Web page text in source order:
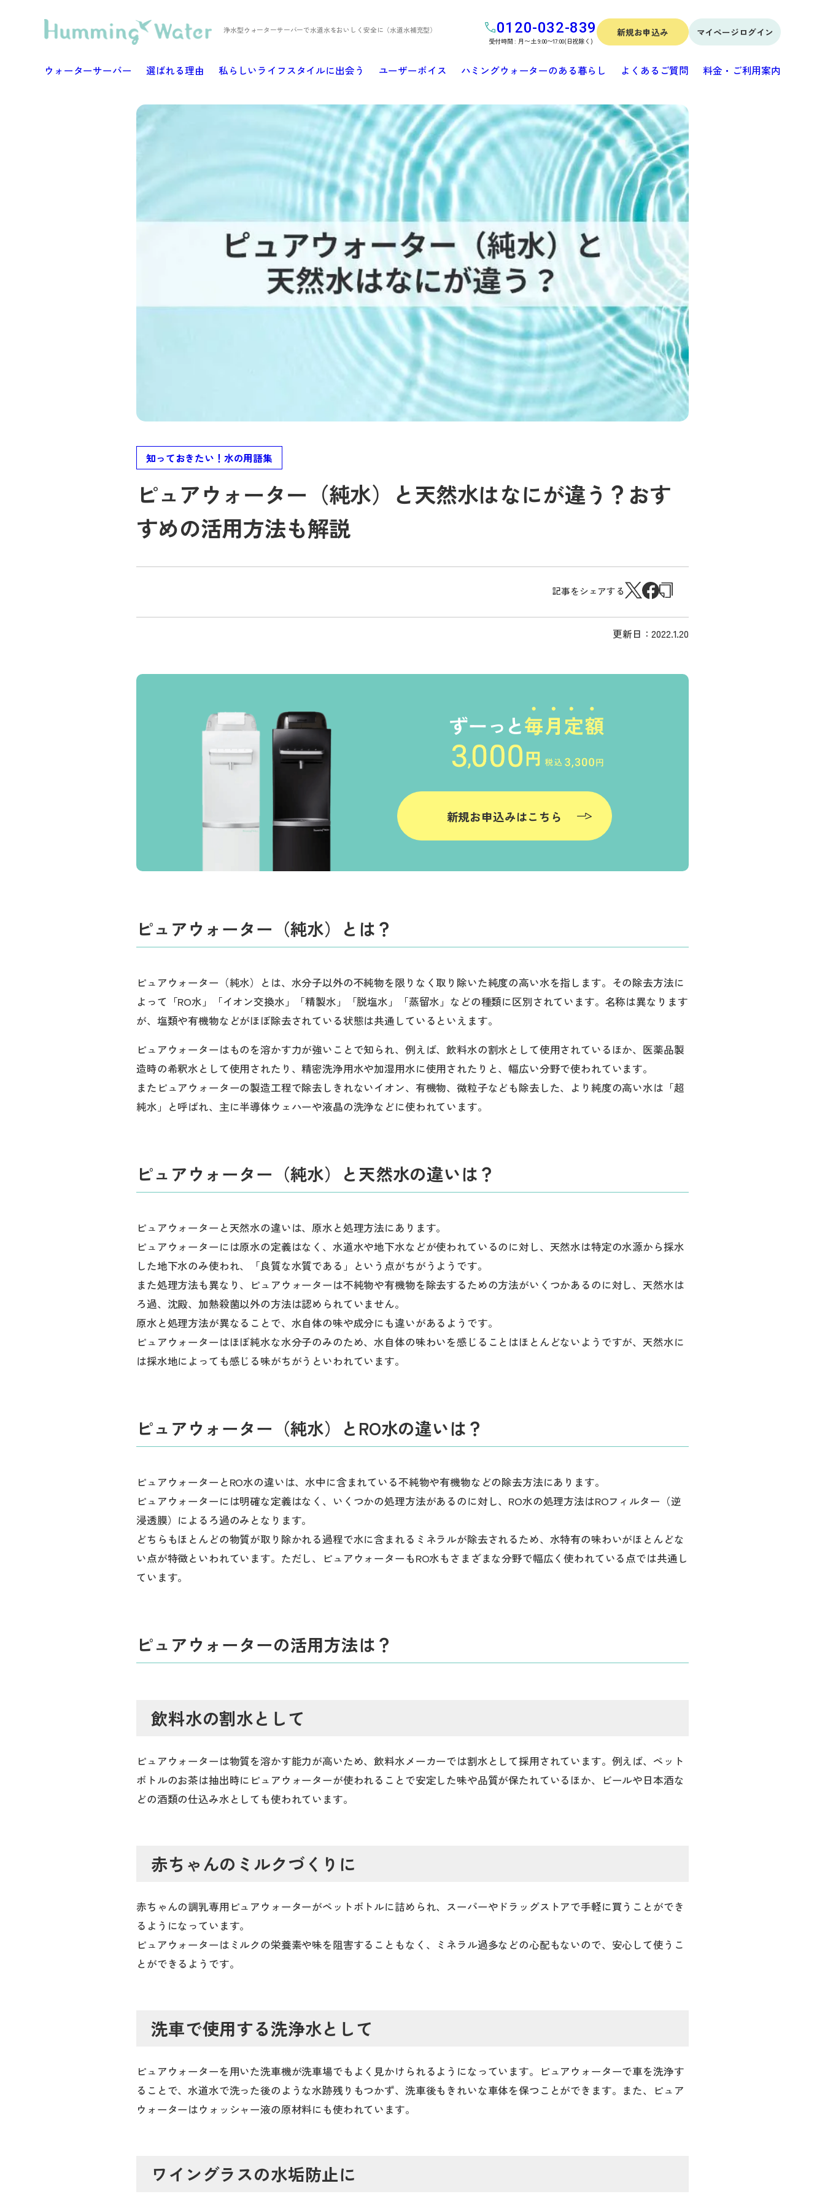
浄水型ウォーターサーバーで水道水をおいしく安全に（水道水補充型） 0120-032-839
受付時間 : 月〜土 9:00〜17:00(日祝除く)
新規お申込み マイページログイン
ウォーターサーバー 選ばれる理由 私らしいライフスタイルに出会う ユーザーボイス ハミングウォーターのある暮らし よくあるご質問 料金・ご利用案内
知っておきたい！水の用語集
ピュアウォーター（純水）と天然水はなにが違う？おす
すめの活用方法も解説
記事をシェアする
更新日：2022.1.20
新規お申込みはこちら
ピュアウォーター（純水）とは？
ピュアウォーター（純水）とは、水分子以外の不純物を限りなく取り除いた純度の高い水を指します。その除去方法に
よって「RO水」「イオン交換水」「精製水」「脱塩水」「蒸留水」などの種類に区別されています。名称は異なります
が、塩類や有機物などがほぼ除去されている状態は共通しているといえます。
ピュアウォーターはものを溶かす力が強いことで知られ、例えば、飲料水の割水として使用されているほか、医薬品製
造時の希釈水として使用されたり、精密洗浄用水や加湿用水に使用されたりと、幅広い分野で使われています。
またピュアウォーターの製造工程で除去しきれないイオン、有機物、微粒子なども除去した、より純度の高い水は「超
純水」と呼ばれ、主に半導体ウェハーや液晶の洗浄などに使われています。
ピュアウォーター（純水）と天然水の違いは？
ピュアウォーターと天然水の違いは、原水と処理方法にあります。
ピュアウォーターには原水の定義はなく、水道水や地下水などが使われているのに対し、天然水は特定の水源から採水
した地下水のみ使われ、「良質な水質である」という点がちがうようです。
また処理方法も異なり、ピュアウォーターは不純物や有機物を除去するための方法がいくつかあるのに対し、天然水は
ろ過、沈殿、加熱殺菌以外の方法は認められていません。
原水と処理方法が異なることで、水自体の味や成分にも違いがあるようです。
ピュアウォーターはほぼ純水な水分子のみのため、水自体の味わいを感じることはほとんどないようですが、天然水に
は採水地によっても感じる味がちがうといわれています。
ピュアウォーター（純水）とRO水の違いは？
ピュアウォーターとRO水の違いは、水中に含まれている不純物や有機物などの除去方法にあります。
ピュアウォーターには明確な定義はなく、いくつかの処理方法があるのに対し、RO水の処理方法はROフィルター（逆
浸透膜）によるろ過のみとなります。
どちらもほとんどの物質が取り除かれる過程で水に含まれるミネラルが除去されるため、水特有の味わいがほとんどな
い点が特徴といわれています。ただし、ピュアウォーターもRO水もさまざまな分野で幅広く使われている点では共通し
ています。
ピュアウォーターの活用方法は？
飲料水の割水として
ピュアウォーターは物質を溶かす能力が高いため、飲料水メーカーでは割水として採用されています。例えば、ペット
ボトルのお茶は抽出時にピュアウォーターが使われることで安定した味や品質が保たれているほか、ビールや日本酒な
どの酒類の仕込み水としても使われています。
赤ちゃんのミルクづくりに
赤ちゃんの調乳専用ピュアウォーターがペットボトルに詰められ、スーパーやドラッグストアで手軽に買うことができ
るようになっています。
ピュアウォーターはミルクの栄養素や味を阻害することもなく、ミネラル過多などの心配もないので、安心して使うこ
とができるようです。
洗車で使用する洗浄水として
ピュアウォーターを用いた洗車機が洗車場でもよく見かけられるようになっています。ピュアウォーターで車を洗浄す
ることで、水道水で洗った後のような水跡残りもつかず、洗車後もきれいな車体を保つことができます。また、ピュア
ウォーターはウォッシャー液の原材料にも使われています。
ワイングラスの水垢防止に